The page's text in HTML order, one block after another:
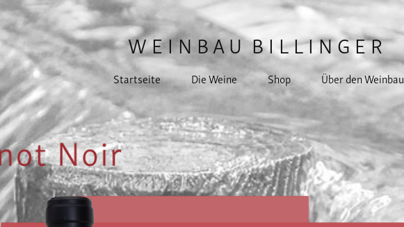
W E I N B A U  B I L L I N G E R
Startseite Die Weine Shop Über den Weinbau